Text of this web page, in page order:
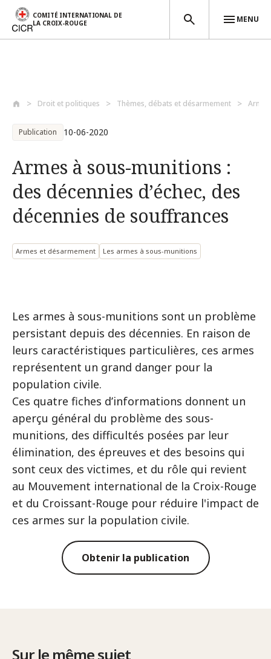
COMITÉ INTERNATIONAL DE
LA CROIX-ROUGE
MENU
Droit et politiques Thèmes, débats et désarmement
Publication 10-06-2020
Armes à sous-munitions :
des décennies d’échec, des
décennies de souffrances
Armes et désarmement Les armes à sous-munitions
Les armes à sous-munitions sont un problème
persistant depuis des décennies. En raison de
leurs caractéristiques particulières, ces armes
représentent un grand danger pour la
population civile.
Ces quatre fiches d’informations donnent un
aperçu général du problème des sous-
munitions, des difficultés posées par leur
élimination, des épreuves et des besoins qui
sont ceux des victimes, et du rôle qui revient
au Mouvement international de la Croix-Rouge
et du Croissant-Rouge pour réduire l'impact de
ces armes sur la population civile.
Obtenir la publication
Sur le même sujet